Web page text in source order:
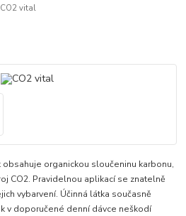
CO2 vital
organickou sloučeninu karbonu,
CO2. Pravidelnou aplikací se znatelně
vybarvení. Účinná látka současně
v doporučené denní dávce neškodí